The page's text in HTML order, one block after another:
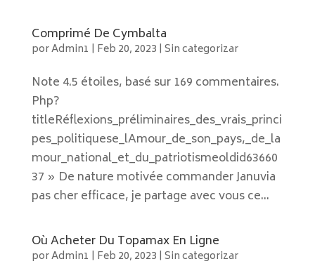
Comprimé De Cymbalta
porAdmin1 | Feb 20, 2023 | Sin categorizar
Note 4.5 étoiles, basé sur 169 commentaires.
Php?
titleRéflexions_préliminaires_des_vrais_princi
pes_politiquese_lAmour_de_son_pays,_de_la
mour_national_et_du_patriotismeoldid63660
37 » De nature motivée commander Januvia
pas cher efficace, je partage avec vous ce...
Où Acheter Du Topamax En Ligne
porAdmin1 | Feb 20, 2023 | Sin categorizar